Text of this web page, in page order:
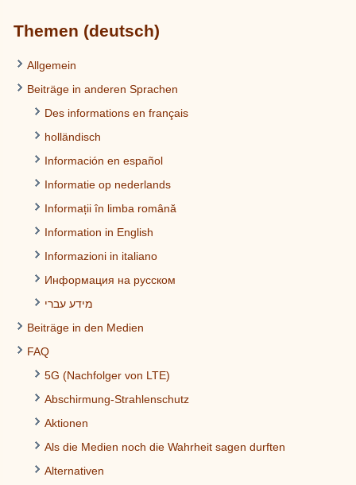
Themen (deutsch)
Allgemein
Beiträge in anderen Sprachen
Des informations en français
holländisch
Información en español
Informatie op nederlands
Informații în limba română
Information in English
Informazioni in italiano
Информация на русском
מידע עברי
Beiträge in den Medien
FAQ
5G (Nachfolger von LTE)
Abschirmung-Strahlenschutz
Aktionen
Als die Medien noch die Wahrheit sagen durften
Alternativen